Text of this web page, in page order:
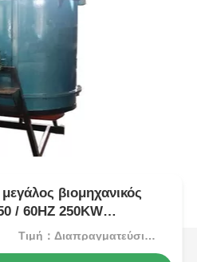
βιομηχανικός
/ 60HZ 250KW
Τιμή：Διαπραγματεύσιμος